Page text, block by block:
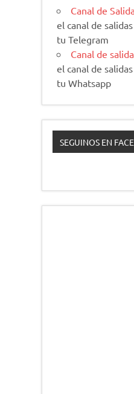
Canal de
el canal de
tu Telegram
Canal de
el canal de
tu Whatsapp
SEGUINOS EN